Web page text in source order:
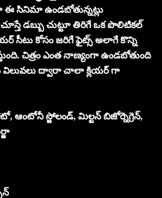
ఈ సినిమా ఉండబోతున్నట్లు
డబ్బు చుట్టూ తిరిగే ఒక పొలిటికల్
సీటు కోసం జరిగే ఫైట్స్ అలాగే కొన్ని
చిత్రం ఎంత నాణ్యంగా ఉండబోతుంది
విలువలు ద్వారా చాలా క్లియర్ గా
ఆంటోనీ స్జోలండ్, మిల్టన్ బిజోర్నెగ్రెన్,